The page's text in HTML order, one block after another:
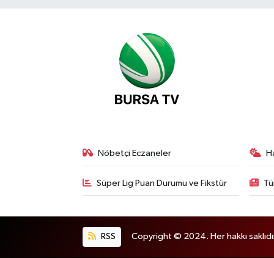
Nöbetçi Eczaneler
Süper Lig Puan Durumu ve Fikstür
RSS Copyright © 2024. Her hakkı